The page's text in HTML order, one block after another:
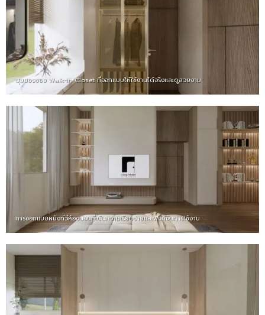
มุมมองของ Walk-in Closet ที่ออกแบบให้ใช้งานได้จริงและดูสวยงาม
การออกแบบผนังทีวีห้องนอนที่เน้นความเรียบง่ายและฟังก์ชันการใช้งาน